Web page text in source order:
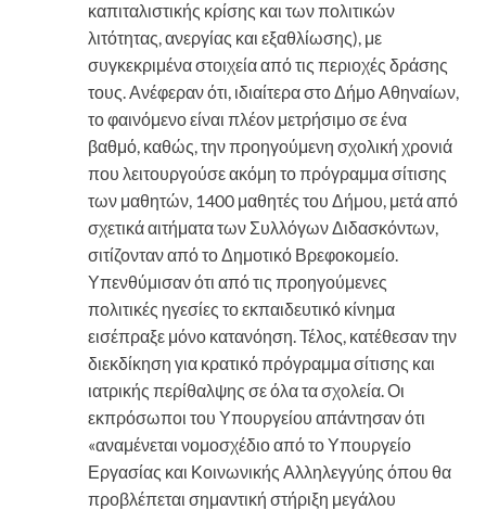
καπιταλιστικής κρίσης και των πολιτικών
λιτότητας, ανεργίας και εξαθλίωσης), με
συγκεκριμένα στοιχεία από τις περιοχές δράσης
τους. Ανέφεραν ότι, ιδιαίτερα στο Δήμο Αθηναίων,
το φαινόμενο είναι πλέον μετρήσιμο σε ένα
βαθμό, καθώς, την προηγούμενη σχολική χρονιά
που λειτουργούσε ακόμη το πρόγραμμα σίτισης
των μαθητών, 1400 μαθητές του Δήμου, μετά από
σχετικά αιτήματα των Συλλόγων Διδασκόντων,
σιτίζονταν από το Δημοτικό Βρεφοκομείο.
Υπενθύμισαν ότι από τις προηγούμενες
πολιτικές ηγεσίες το εκπαιδευτικό κίνημα
εισέπραξε μόνο κατανόηση. Τέλος, κατέθεσαν την
διεκδίκηση για κρατικό πρόγραμμα σίτισης και
ιατρικής περίθαλψης σε όλα τα σχολεία. Οι
εκπρόσωποι του Υπουργείου απάντησαν ότι
«αναμένεται νομοσχέδιο από το Υπουργείο
Εργασίας και Κοινωνικής Αλληλεγγύης όπου θα
προβλέπεται σημαντική στήριξη μεγάλου